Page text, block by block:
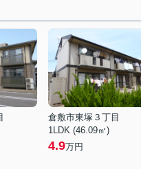
倉敷市東塚３丁目
1LDK (46.09㎡)
4.9万円